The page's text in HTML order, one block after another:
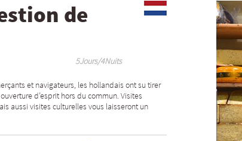
de
5Jours/4Nuits
et navigateurs, les hollandais ont su tirer
d’esprit hors du commun. Visites
aussi visites culturelles vous laisseront un